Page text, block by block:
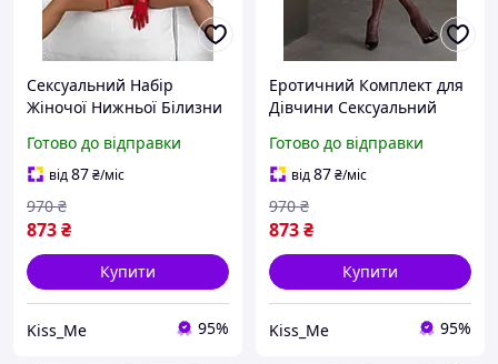
Сексуальний Набір
Жіночої Нижньої Білизни
Пояс з Гартерами та
Чокер Еротичний
Комплект для Дівчини
Готово до відправки
від87₴/міс
873₴
970 ₴
Купити
Kiss_Me 95%
Еротичний Комплект для
Дівчини Сексуальний
Білизни Трусики
Бюстгальтер Пояс з
Гартерами та Чокер
Готово до відправки
від87₴/міс
873₴
970 ₴
Купити
Kiss_Me 95%